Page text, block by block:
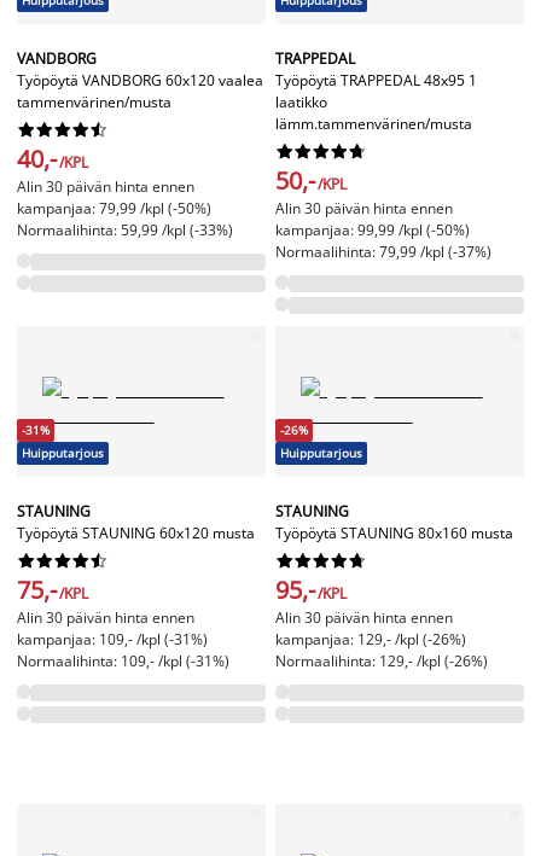
VANDBORG
Työpöytä VANDBORG 60x120 vaalea
tammenvärinen/musta






40,-/KPL
Alin 30 päivän hinta ennen
kampanjaa: 79,99 /kpl (-50%)
Normaalihinta: 59,99 /kpl (-33%)
TRAPPEDAL
Työpöytä TRAPPEDAL 48x95 1
laatikko
lämm.tammenvärinen/musta






50,-/KPL
Alin 30 päivän hinta ennen
kampanjaa: 99,99 /kpl (-50%)
Normaalihinta: 79,99 /kpl (-37%)
-31%
Huipputarjous
STAUNING
Työpöytä STAUNING 60x120 musta






75,-/KPL
Alin 30 päivän hinta ennen
kampanjaa: 109,- /kpl (-31%)
Normaalihinta: 109,- /kpl (-31%)
-26%
Huipputarjous
STAUNING
Työpöytä STAUNING 80x160 musta






95,-/KPL
Alin 30 päivän hinta ennen
kampanjaa: 129,- /kpl (-26%)
Normaalihinta: 129,- /kpl (-26%)